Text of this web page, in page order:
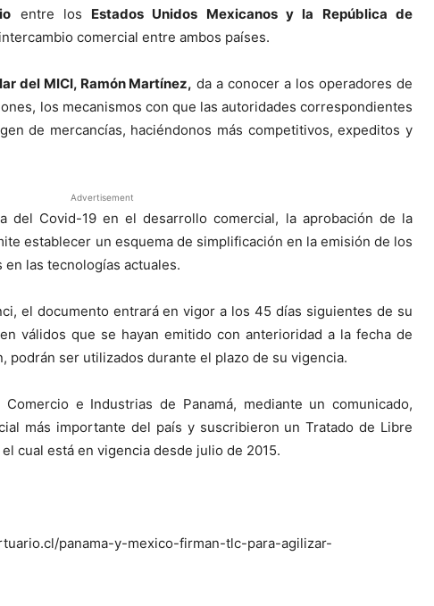
entre los Estados Unidos Mexicanos y la República de
comercial entre ambos países.
del MICI, Ramón Martínez, da a conocer a los operadores de
los mecanismos con que las autoridades correspondientes
de mercancías, haciéndonos más competitivos, expeditos y
Advertisement
del Covid-19 en el desarrollo comercial, la aprobación de la
establecer un esquema de simplificación en la emisión de los
las tecnologías actuales.
el documento entrará en vigor a los 45 días siguientes de su
válidos que se hayan emitido con anterioridad a la fecha de
podrán ser utilizados durante el plazo de su vigencia.
e Industrias de Panamá, mediante un comunicado,
más importante del país y suscribieron un Tratado de Libre
cual está en vigencia desde julio de 2015.
panama-y-mexico-firman-tlc-para-agilizar-